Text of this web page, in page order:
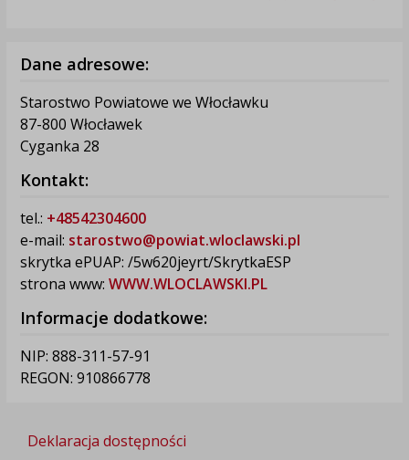
Dane adresowe:
Starostwo Powiatowe we Włocławku
87-800 Włocławek
Cyganka 28
Kontakt:
tel.: +48542304600
e-mail: starostwo@powiat.wloclawski.pl
skrytka ePUAP: /5w620jeyrt/SkrytkaESP
strona www: WWW.WLOCLAWSKI.PL
Informacje dodatkowe:
NIP: 888-311-57-91
REGON: 910866778
Deklaracja dostępności